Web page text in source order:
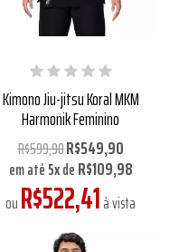
Kimono Jiu-jitsu Koral MKM
Harmonik Feminino
R$599,90R$549,90
em até5xdeR$109,98
ouR$522,41à vista